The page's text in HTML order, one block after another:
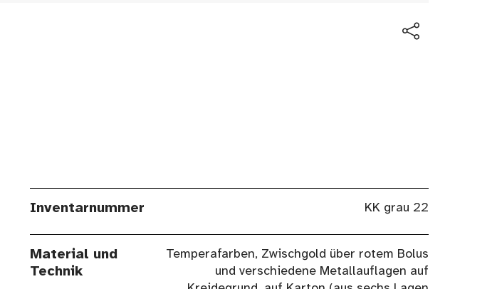
Inventarnummer KK grau 22
Material und
Technik
Temperafarben, Zwischgold über rotem Bolus
und verschiedene Metallauflagen auf